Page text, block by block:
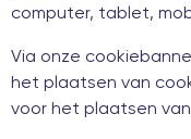
computer, tablet,
Via onze
het plaatsen van
voor het plaatsen